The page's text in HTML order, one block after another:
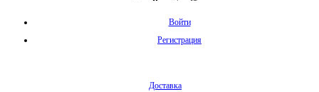
Войти
Регистрация
Доставка